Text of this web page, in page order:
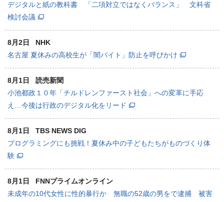
デジタルと紙の教科書 「二項対立ではなくバランス」 文科省
検討会議
8月2日
NHK
名古屋 夏休みの高校生が「闇バイト」防止を呼びかけ
8月1日
読売新聞
小池都政１０年「チルドレンファースト社会」への変革に手応
え…今後は行政のデジタル化をリード
8月1日
TBS NEWS DIG
プログラミングにも挑戦！夏休み中の子どもたちがものづくり体
験
8月1日
FNNプライムオンライン
未成年の10代女性に性的暴行か 無職の52歳の男をで逮捕 被害